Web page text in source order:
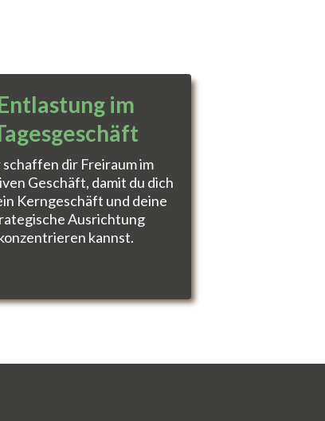
im
dir Freiraum im
Geschäft, damit du dich
Kerngeschäft und deine
Ausrichtung
kannst.